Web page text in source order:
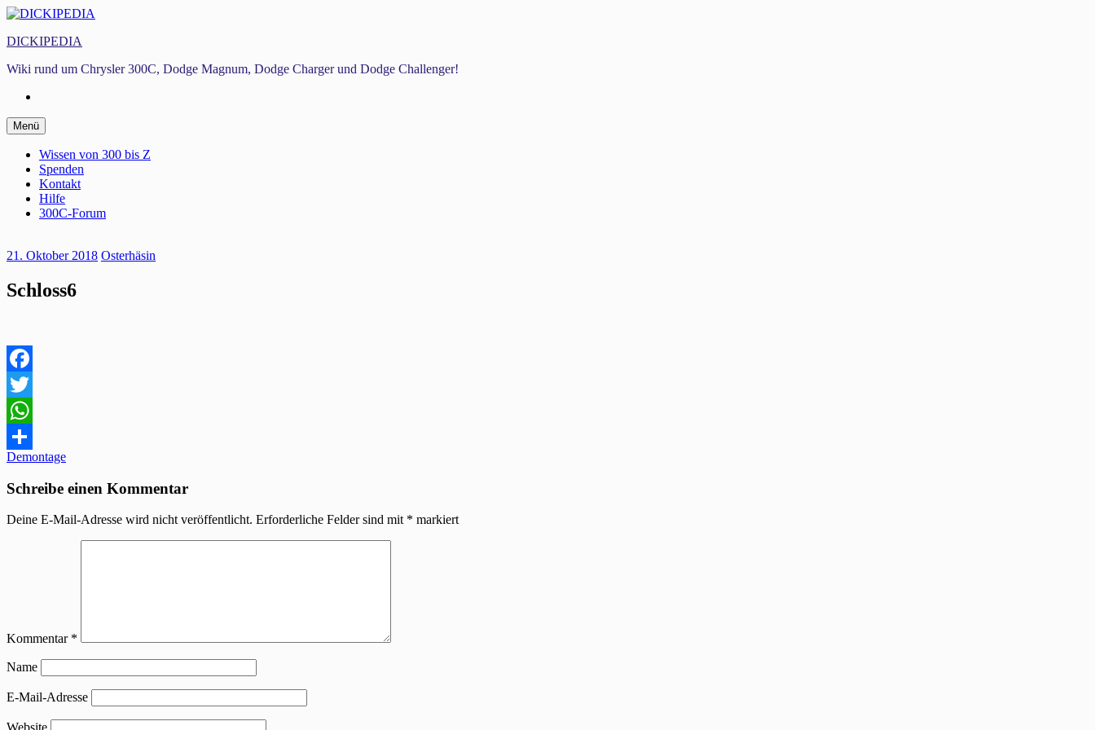
Zum
springen
DICKIPEDIA
Wiki rund um Chrysler 300C, Dodge Magnum, Dodge Charger und Dodge Challenger!
Menü Zum
Inhalt
springen
Wissen von 300 bis Z
Spenden
Kontakt
Hilfe
300C-Forum
21. Oktober 2018 Osterhäsin
Schloss6
Facebook
Twitter
WhatsApp
Teilen
Beitragsnavigation
Demontage
Schreibe einen Kommentar
Deine E-Mail-Adresse wird nicht veröffentlicht. Erforderliche Felder sind mit * markiert
Kommentar *
Name
E-Mail-Adresse